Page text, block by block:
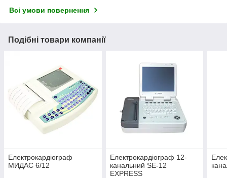
Всі умови повернення
Подібні товари компанії
Електрокардіограф
МИДАС 6/12
Електрокардіограф 12-
канальний SE-12
EXPRESS